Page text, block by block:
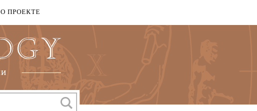
О ПРОЕКТЕ